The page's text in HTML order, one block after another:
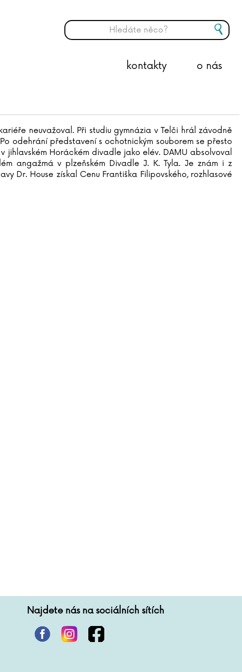
o nás
kontakty
neuvažoval. Při studiu gymnázia v Telči hrál závodně
odehrání představení s ochotnickým souborem se přesto
jihlavském Horáckém divadle jako elév. DAMU absolvoval
angažmá v plzeňském Divadle J. K. Tyla. Je znám i z
Dr. House získal Cenu Františka Filipovského, rozhlasové
Najdete nás na sociálních sítích